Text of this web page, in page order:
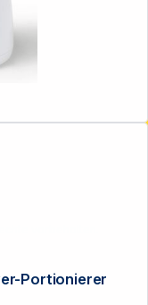
Milchpulver-Portionierer